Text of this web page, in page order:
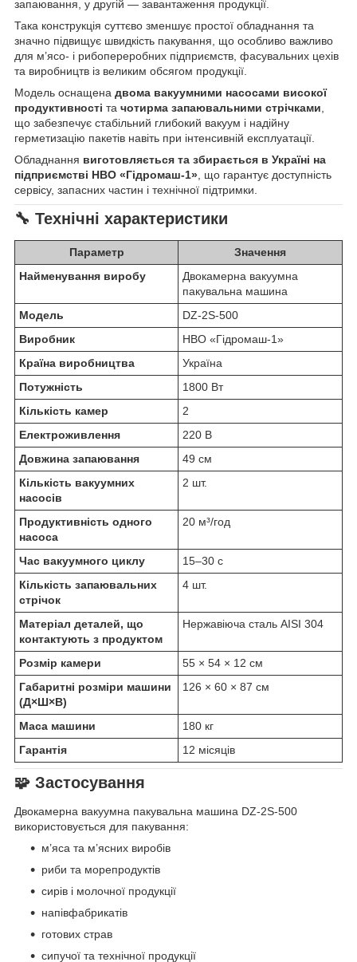
запаювання, у другій — завантаження продукції.
Така конструкція суттєво зменшує простої обладнання та
значно підвищує швидкість пакування, що особливо важливо
для м’ясо- і рибопереробних підприємств, фасувальних цехів
та виробництв із великим обсягом продукції.
Модель оснащена двома вакуумними насосами високої
продуктивності та чотирма запаювальними стрічками,
що забезпечує стабільний глибокий вакуум і надійну
герметизацію пакетів навіть при інтенсивній експлуатації.
Обладнання виготовляється та збирається в Україні на
підприємстві НВО «Гідромаш-1», що гарантує доступність
сервісу, запасних частин і технічної підтримки.
🔧 Технічні характеристики
Параметр
Значення
Найменування виробу
Двокамерна вакуумна
пакувальна машина
Модель
DZ-2S-500
Виробник
НВО «Гідромаш-1»
Країна виробництва
Україна
Потужність
1800 Вт
Кількість камер
2
Електроживлення
220 В
Довжина запаювання
49 см
Кількість вакуумних
насосів
2 шт.
Продуктивність одного
насоса
20 м³/год
Час вакуумного циклу
15–30 с
Кількість запаювальних
стрічок
4 шт.
Матеріал деталей, що
контактують з продуктом
Нержавіюча сталь AISI 304
Розмір камери
55 × 54 × 12 см
Габаритні розміри машини
(Д×Ш×В)
126 × 60 × 87 см
Маса машини
180 кг
Гарантія
12 місяців
🧩 Застосування
Двокамерна вакуумна пакувальна машина DZ-2S-500
використовується для пакування:
м’яса та м’ясних виробів
риби та морепродуктів
сирів і молочної продукції
напівфабрикатів
готових страв
сипучої та технічної продукції